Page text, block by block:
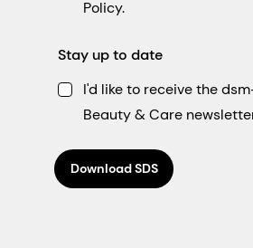
Policy.
Stay up to date
I'd like to receive the
Beauty & Care
Download SDS